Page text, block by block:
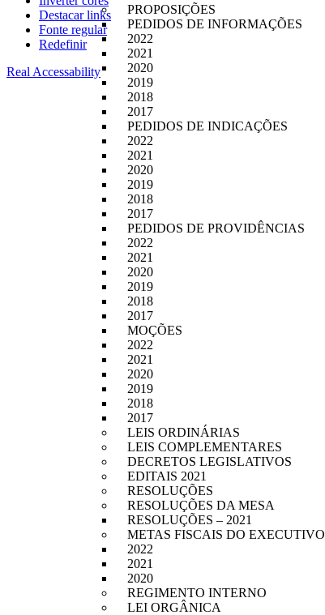
PROPOSIÇÕES
PEDIDOS DE INFORMAÇÕES
2022
2021
2020
2019
2018
2017
PEDIDOS DE INDICAÇÕES
2022
2021
2020
2019
2018
2017
PEDIDOS DE PROVIDÊNCIAS
2022
2021
2020
2019
2018
2017
MOÇÕES
2022
2021
2020
2019
2018
2017
LEIS ORDINÁRIAS
LEIS COMPLEMENTARES
DECRETOS LEGISLATIVOS
EDITAIS 2021
RESOLUÇÕES
RESOLUÇÕES DA MESA
RESOLUÇÕES – 2021
METAS FISCAIS DO EXECUTIVO
2022
2021
2020
REGIMENTO INTERNO
LEI ORGÂNICA
Destacar links
Fonte regular
Redefinir
Real Accessability